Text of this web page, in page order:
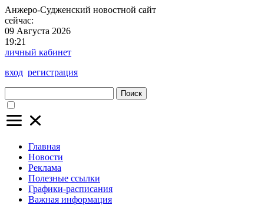
Анжеро-Судженский новостной сайт
сейчас:
09 Августа 2026
19:21
личный кабинет
вход регистрация
Поиск
Главная
Новости
Реклама
Полезные ссылки
Графики-расписания
Важная информация